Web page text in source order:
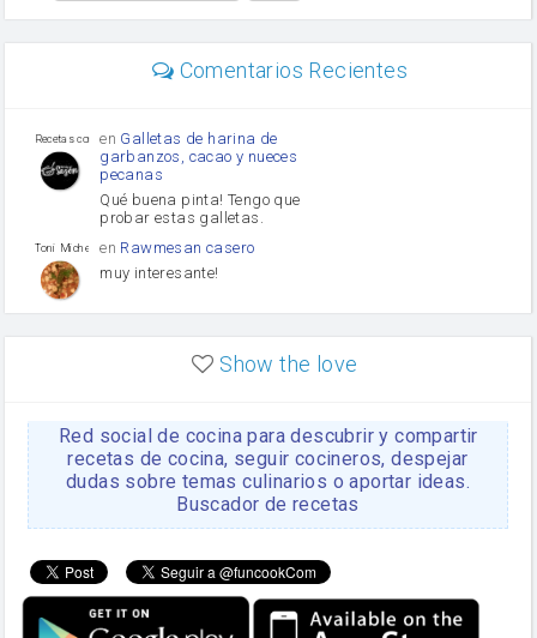
Comentarios Recientes
Recetas con sazon
en Galletas de harina de
garbanzos, cacao y nueces
pecanas
Qué buena pinta! Tengo que
probar estas galletas.
Toni Michel Caubet
en Rawmesan casero
muy interesante!
enLasaña casera fácil y
HOJALDROSA TV
enGachas de la abuela
Rosa
https://youtu.be/Mz69gcVO3sI
Rosa enReceta Del Bizcocho
Disculpa. En la foto aparece
el bizcocho de xoco y en el
apartado de los ingredientes
te has olvidado de poner la
Show the love
Red social de cocina para descubrir y compartir
recetas de cocina, seguir cocineros, despejar
dudas sobre temas culinarios o aportar ideas.
Buscador de recetas